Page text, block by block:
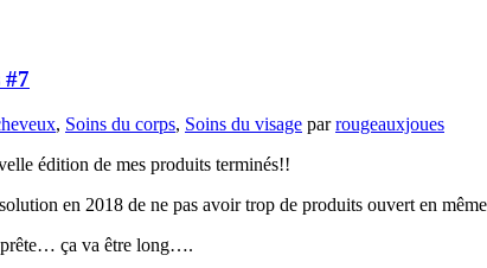
, Soins du corps, Soins du visage parrougeauxjoues
édition de mes produits terminés!!
en 2018 de ne pas avoir trop de produits ouvert en
prête… ça va être long….